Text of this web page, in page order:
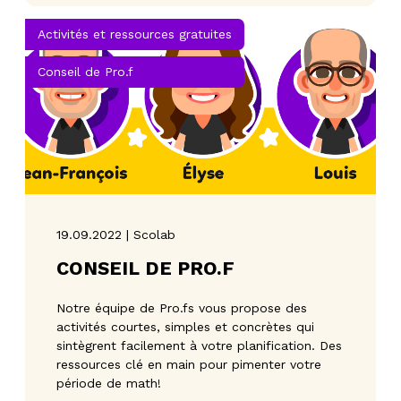
Activités et ressources gratuites
Conseil de Pro.f
19.09.2022 | Scolab
CONSEIL DE PRO.F
Notre équipe de Pro.fs vous propose des
activités courtes, simples et concrètes qui
sintègrent facilement à votre planification. Des
ressources clé en main pour pimenter votre
période de math!